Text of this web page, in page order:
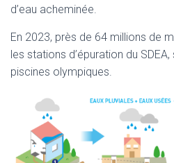
d’eau acheminée.
En 2023, près de 64 millions de m
les stations d’épuration du
piscines olympiques.